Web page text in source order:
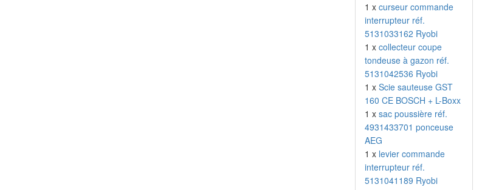
1 x curseur commande
interrupteur réf.
5131033162 Ryobi
1 x collecteur coupe
tondeuse à gazon réf.
5131042536 Ryobi
1 x Scie sauteuse GST
160 CE BOSCH + L-Boxx
1 x sac poussière réf.
4931433701 ponceuse
AEG
1 x levier commande
interrupteur réf.
5131041189 Ryobi